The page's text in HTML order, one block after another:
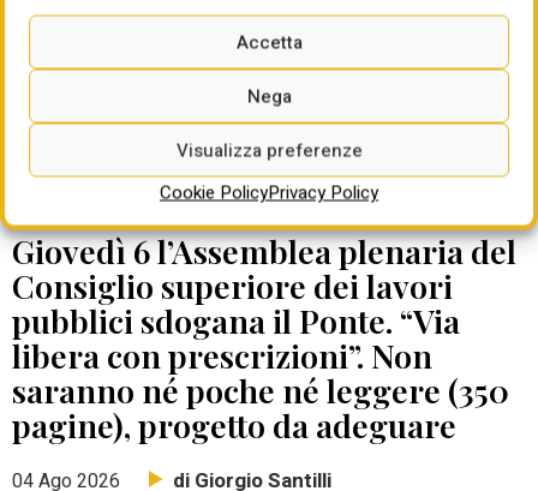
Accetta
Nega
Visualizza preferenze
Cookie PolicyPrivacy Policy
DATE DA RICORDARE
Giovedì 6 l’Assemblea plenaria del
Consiglio superiore dei lavori
pubblici sdogana il Ponte. “Via
libera con prescrizioni”. Non
saranno né poche né leggere (350
pagine), progetto da adeguare
04 Ago 2026 di Giorgio Santilli